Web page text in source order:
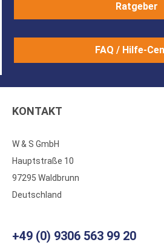
Ratgeber
FAQ / Hilfe-
KONTAKT
W & S GmbH
Hauptstraße 10
97295 Waldbrunn
Deutschland
+49 (0) 9306 563 99 20